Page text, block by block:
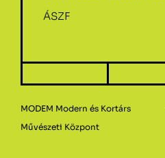
ÁSZF
MODEM Modern és Kortárs
Művészeti Központ